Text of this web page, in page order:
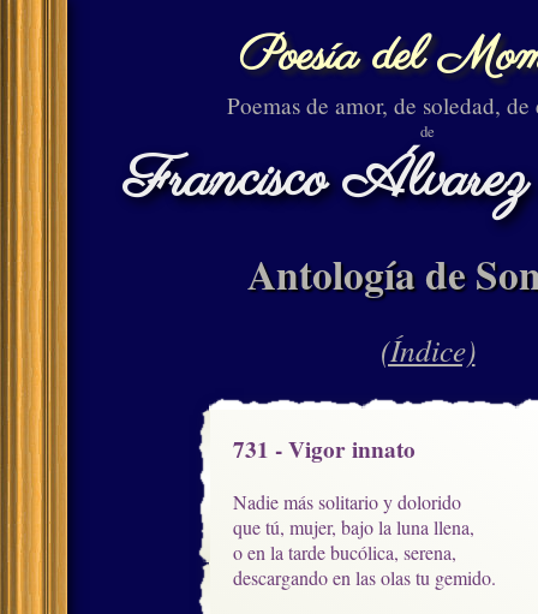
Poesía del
Poemas de amor, de soledad, de
de
Francisco
Antología de
(Índice)
731 - Vigor innato
Nadie más solitario y dolorido
que tú, mujer, bajo la luna llena,
o en la tarde bucólica, serena,
descargando en las olas tu gemido.